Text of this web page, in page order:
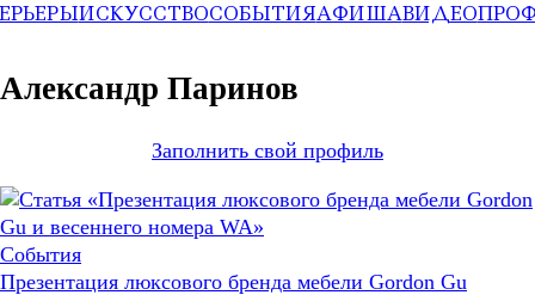
ИСКУССТВОСОБЫТИЯАФИШАВИДЕО
WA→Профили
Александр Паринов
Заполнить свой профиль
События
Презентация люксового бренда мебели Gordon Gu